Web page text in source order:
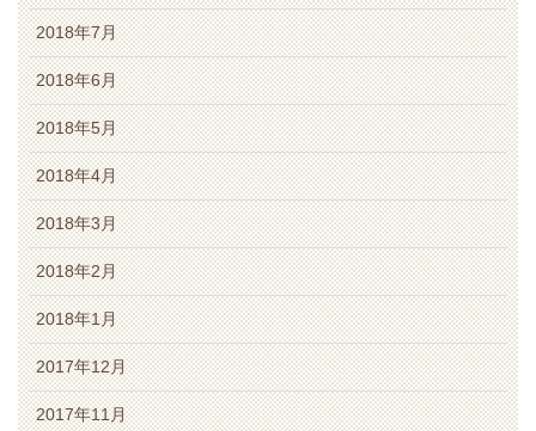
2018年7月
2018年6月
2018年5月
2018年4月
2018年3月
2018年2月
2018年1月
2017年12月
2017年11月